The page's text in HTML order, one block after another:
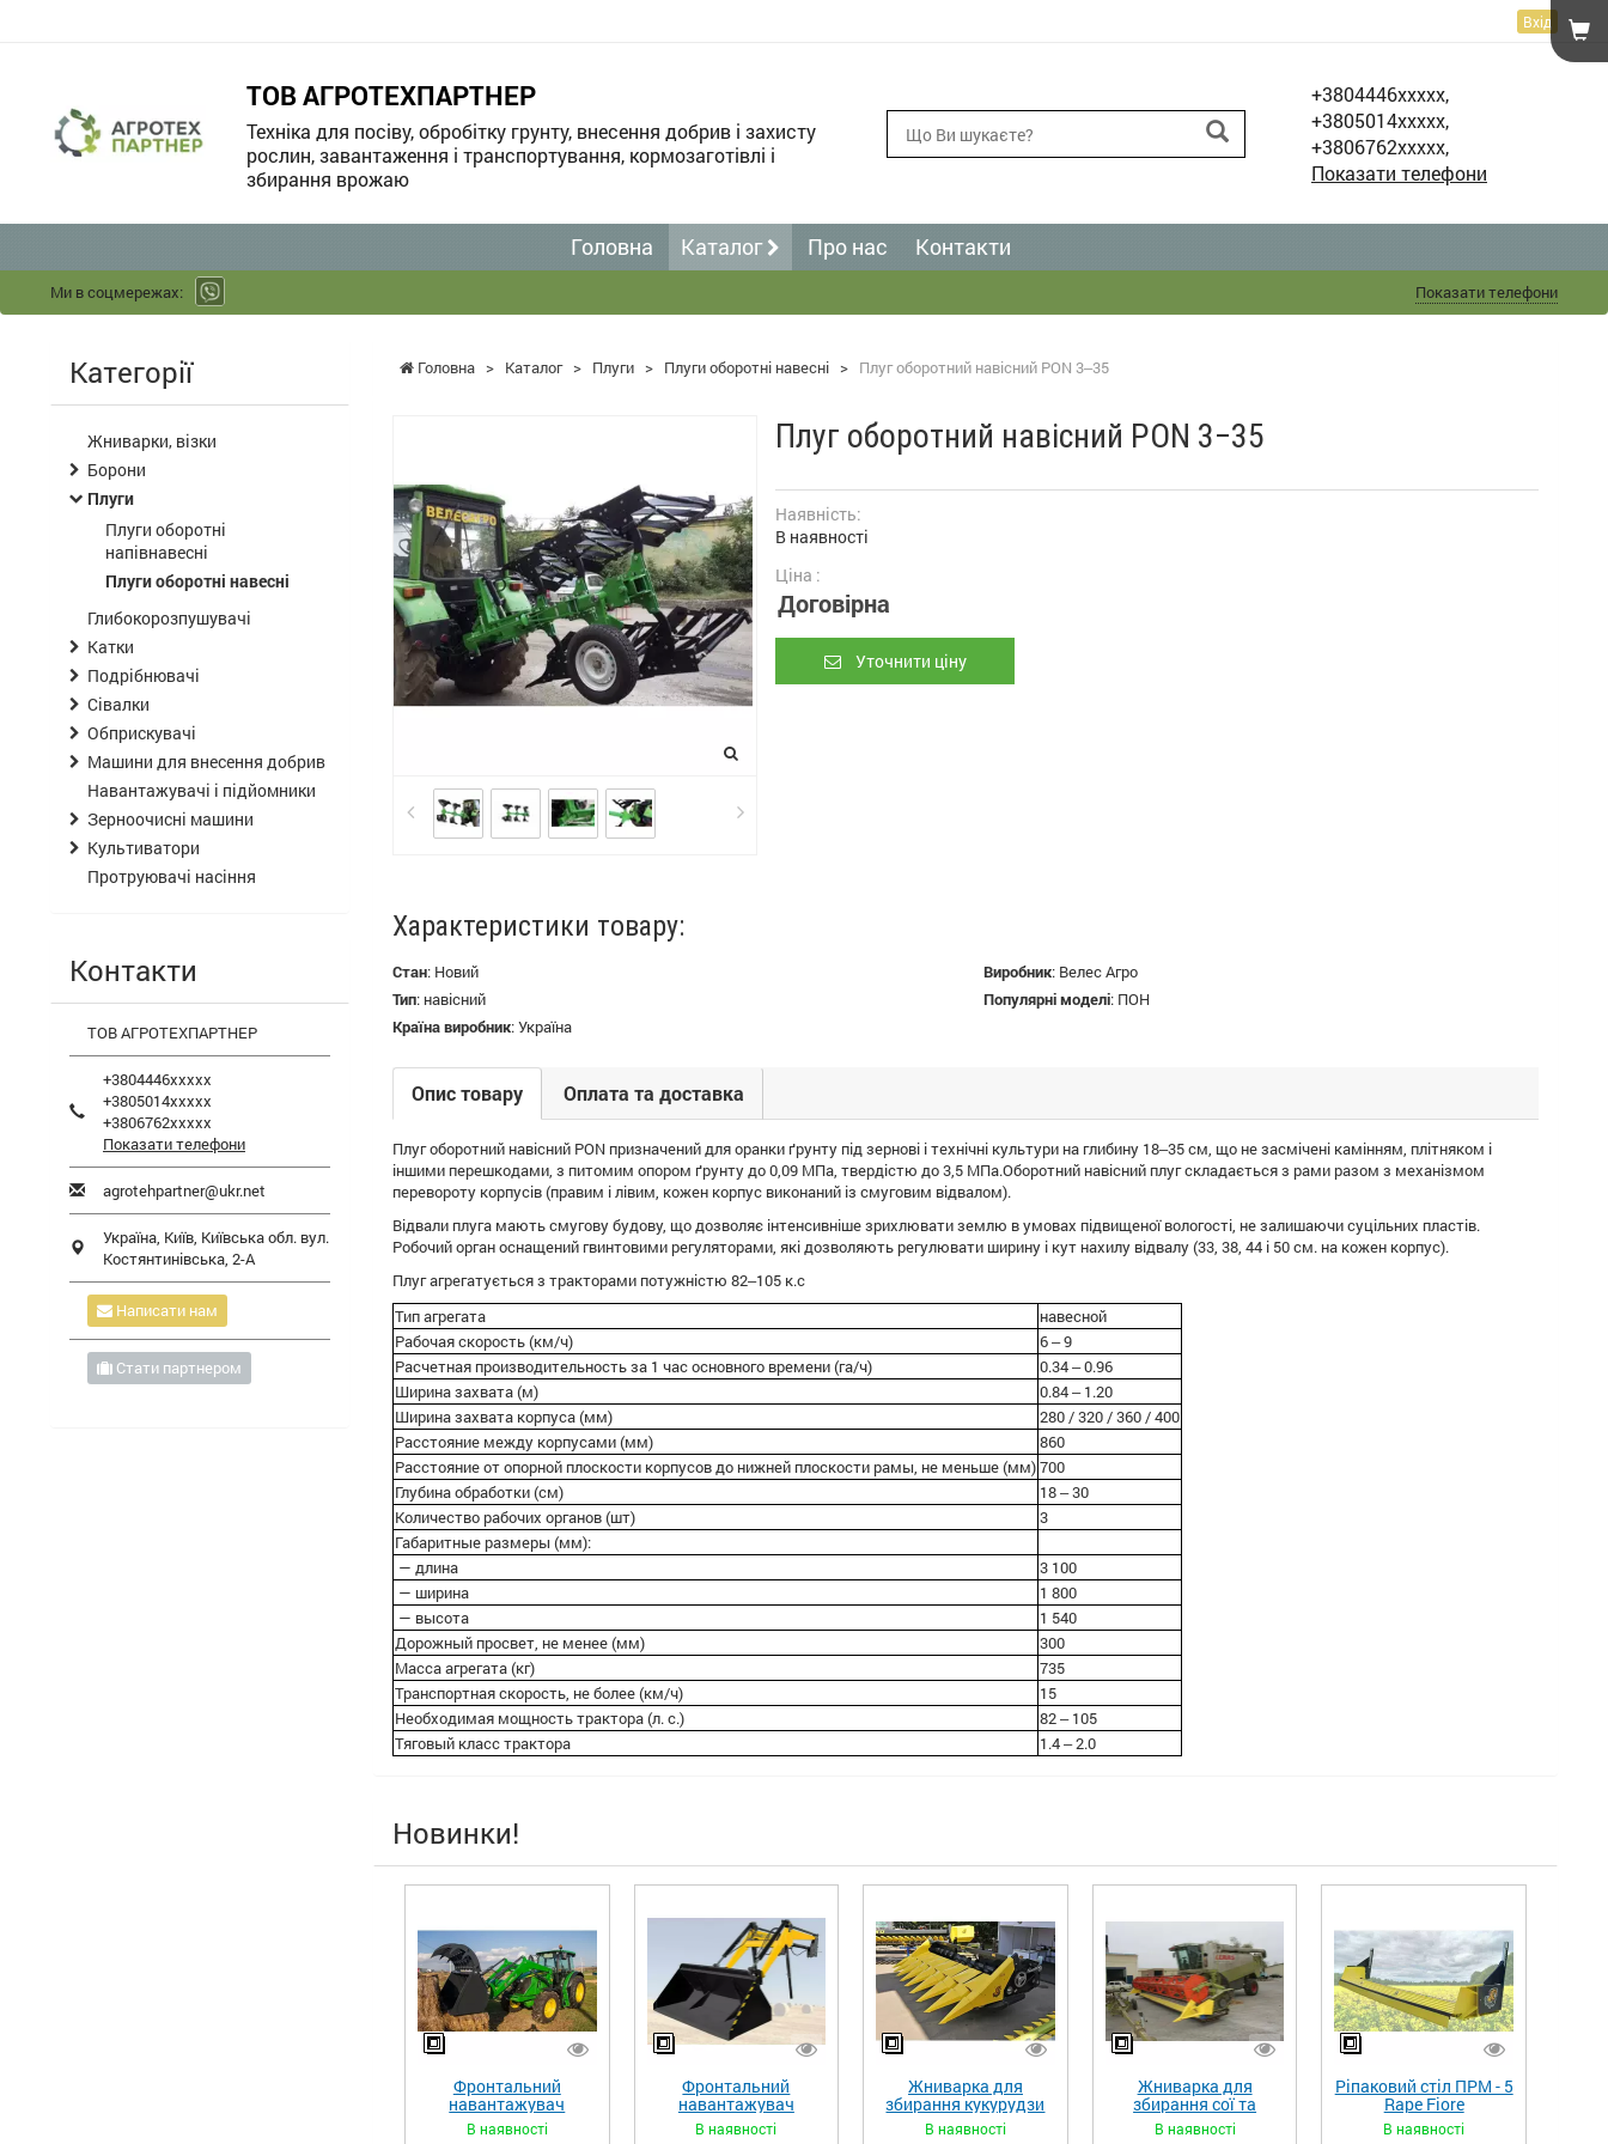
Вхід
ТОВ АГРОТЕХПАРТНЕР
Техніка для посіву, обробітку грунту, внесення добрив і захисту
рослин, завантаження і транспортування, кормозаготівлі і
збирання врожаю
+3804446xxxxx,
+3805014xxxxx,
+3806762xxxxx,
Показати телефони
Головна Каталог Про нас Контакти
Ми в соцмережах: Показати телефони
Головна > Каталог > Плуги > Плуги оборотні навесні > Плуг оборотний навісний PON 3‒35
Плуг оборотний навісний PON 3‒35
Наявність:
В наявності
Ціна :
Договірна
Уточнити ціну
Характеристики товару:
Стан: Новий Виробник: Велес Агро
Тип: навісний Популярні моделі: ПОН
Країна виробник:Україна
Опис товару Оплата та доставка
Плуг оборотний навісний PON призначений для оранки ґрунту під зернові і технічні культури на глибину 18‒35 см, що не засмічені камінням, плітняком і
іншими перешкодами, з питомим опором ґрунту до 0,09 МПа, твердістю до 3,5 МПа.Оборотний навісний плуг складається з рами разом з механізмом
перевороту корпусів (правим і лівим, кожен корпус виконаний із смуговим відвалом).
Відвали плуга мають смугову будову, що дозволяє інтенсивніше зрихлювати землю в умовах підвищеної вологості, не залишаючи суцільних пластів.
Робочий орган оснащений гвинтовими регуляторами, які дозволяють регулювати ширину і кут нахилу відвалу (33, 38, 44 і 50 см. на кожен корпус).
Плуг агрегатується з тракторами потужністю 82‒105 к.с
Тип агрегата
навесной
Рабочая скорость (км/ч)
6 ‒ 9
Расчетная производительность за 1 час основного времени (га/ч)
0.34 ‒ 0.96
Ширина захвата (м)
0.84 ‒ 1.20
Ширина захвата корпуса (мм)
280 / 320 / 360 / 400
Расстояние между корпусами (мм)
860
Расстояние от опорной плоскости корпусов до нижней плоскости рамы, не меньше (мм)700
Глубина обработки (см)
18 ‒ 30
Количество рабочих органов (шт)
3
Габаритные размеры (мм):
— длина
3 100
— ширина
1 800
— высота
1 540
Дорожный просвет, не менее (мм)
300
Масса агрегата (кг)
735
Транспортная скорость, не более (км/ч)
15
Необходимая мощность трактора (л. с.)
82 ‒ 105
Тяговый класс трактора
1.4 ‒ 2.0
Новинки!
Фронтальний
навантажувач
«STRONG XL»
В наявності
Фронтальний
навантажувач
«STRONG»
В наявності
Жниварка для
збирання кукурудзи
ЖКИ-870
В наявності
Жниварка для
збирання сої та
гороху «ETTARO»
В наявності
Ріпаковий стіл ПРМ - 5
Rape Fiore
В наявності
Категорії
Жниварки, візки
Борони
Плуги
Плуги оборотні
напівнавесні
Плуги оборотні навесні
Глибокорозпушувачі
Катки
Подрібнювачі
Сівалки
Обприскувачі
Машини для внесення добрив
Навантажувачі і підйомники
Зерноочисні машини
Культиватори
Протруювачі насіння
Контакти
ТОВ АГРОТЕХПАРТНЕР
+3804446xxxxx
+3805014xxxxx
+3806762xxxxx
Показати телефони
agrotehpartner@ukr.net
Україна, Київ, Київська обл. вул.
Костянтинівська, 2-А
Написати нам
Стати партнером